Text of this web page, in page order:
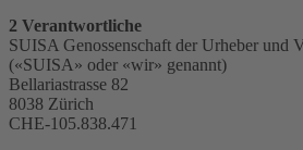
2 Verantwortliche
SUISA Genossenschaft der Urheber und
(«SUISA» oder «wir» genannt)
Bellariastrasse 82
8038 Zürich
CHE-105.838.471